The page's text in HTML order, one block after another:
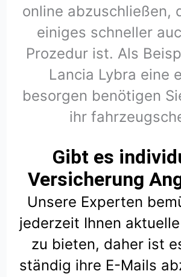
online abzuschließen,
einiges schneller
Prozedur ist. Als
Lancia Lybra eine
besorgen benötigen
ihr
Gibt es
Versicherung
Unsere Experten
jederzeit Ihnen
zu bieten, daher ist
ständig ihre E-Mails